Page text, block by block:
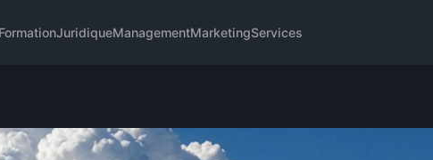
FormationJuridiqueManagementMarketingServices